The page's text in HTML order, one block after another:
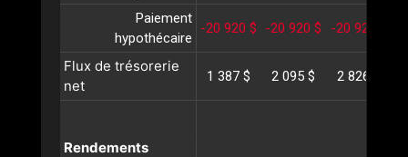
Paiement
hypothécaire
-20 920 $ -20 920 $ -20 920 $
Flux de trésorerie
net
1 387 $ 2 095 $ 2 826 $
Rendements